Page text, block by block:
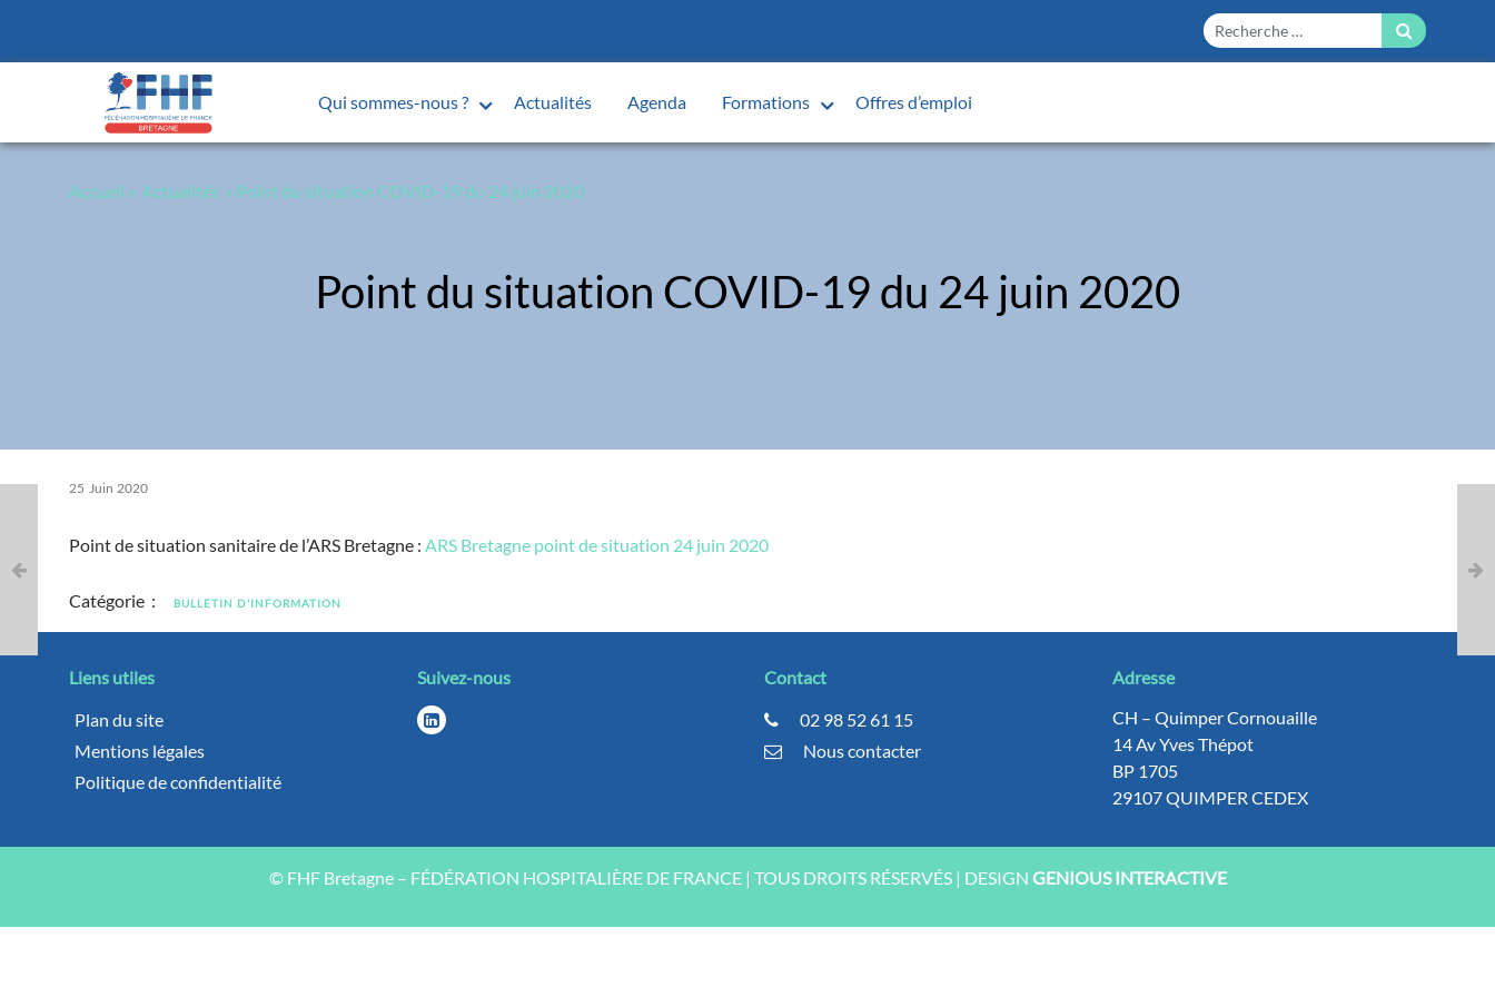
Qui sommes-nous ? Actualités Agenda Formations Offres d’emploi
Accueil » Actualités » Point du situation COVID-19 du 24 juin 2020
Point du situation COVID-19 du 24 juin 2020
25 Juin 2020
Point de situation sanitaire de l’ARS Bretagne : ARS Bretagne point de situation 24 juin 2020
Catégorie : BULLETIN D'INFORMATION
Liens utiles
Plan du site
Mentions légales
Politique de confidentialité
Suivez-nous
Contact
02 98 52 61 15
Nous contacter
Adresse
CH – Quimper Cornouaille
14 Av Yves Thépot
BP 1705
29107 QUIMPER CEDEX
© FHF Bretagne – FÉDÉRATION HOSPITALIÈRE DE FRANCE | TOUS DROITS RÉSERVÉS | DESIGN GENIOUS INTERACTIVE